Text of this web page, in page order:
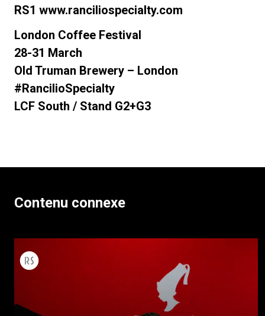
RS1 www.ranciliospecialty.com
London Coffee Festival
28-31 March
Old Truman Brewery – London
#RancilioSpecialty
LCF South / Stand G2+G3
Contenu connexe